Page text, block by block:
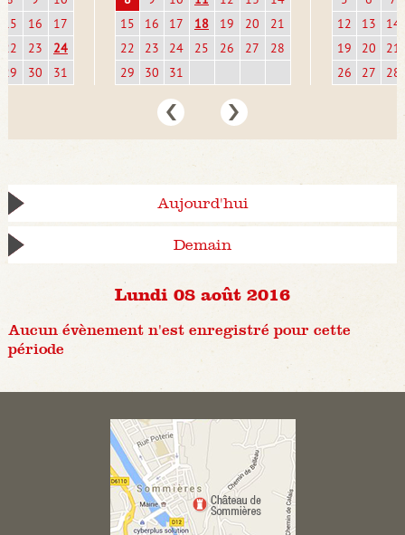
15
16
17
22
23
24
29
30 31
15
16 17 18 19 20
21
22
23 24 25 26 27
28
29
30 31
12
13
14
19
20
21
26
27 28
Aujourd'hui
Demain
Lundi 08 août 2016
Aucun évènement n'est enregistré pour cette
période